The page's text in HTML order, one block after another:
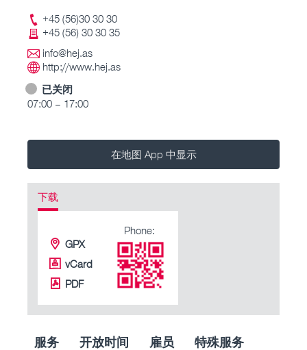
+45 (56)30 30 30
+45 (56) 30 30 35
info@hej.as
http://www.hej.as
已关闭
07:00 – 17:00
在地图 App 中显示
下载
GPX
vCard
PDF
Phone:
服务 开放时间 雇员 特殊服务